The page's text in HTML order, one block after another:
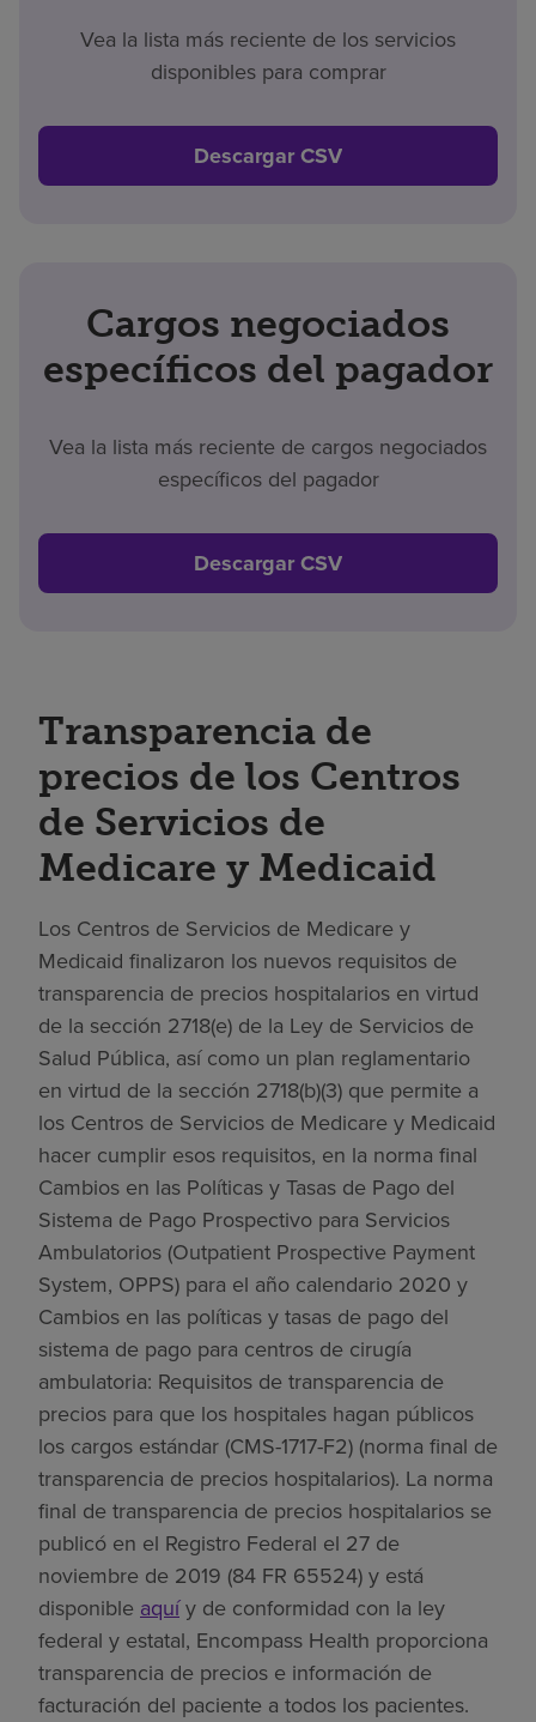
Vea la lista más reciente de los servicios
disponibles para comprar
Descargar CSV
Cargos negociados
específicos del pagador
Vea la lista más reciente de cargos negociados
específicos del pagador
Descargar CSV
Transparencia de
precios de los Centros
de Servicios de
Medicare y Medicaid
Los Centros de Servicios de Medicare y
Medicaid finalizaron los nuevos requisitos de
transparencia de precios hospitalarios en virtud
de la sección 2718(e) de la Ley de Servicios de
Salud Pública, así como un plan reglamentario
en virtud de la sección 2718(b)(3) que permite a
los Centros de Servicios de Medicare y Medicaid
hacer cumplir esos requisitos, en la norma final
Cambios en las Políticas y Tasas de Pago del
Sistema de Pago Prospectivo para Servicios
Ambulatorios (Outpatient Prospective Payment
System, OPPS) para el año calendario 2020 y
Cambios en las políticas y tasas de pago del
sistema de pago para centros de cirugía
ambulatoria: Requisitos de transparencia de
precios para que los hospitales hagan públicos
los cargos estándar (CMS-1717-F2) (norma final de
transparencia de precios hospitalarios). La norma
final de transparencia de precios hospitalarios se
publicó en el Registro Federal el 27 de
noviembre de 2019 (84 FR 65524) y está
disponible aquíy de conformidad con la ley
federal y estatal, Encompass Health proporciona
transparencia de precios e información de
facturación del paciente a todos los pacientes.